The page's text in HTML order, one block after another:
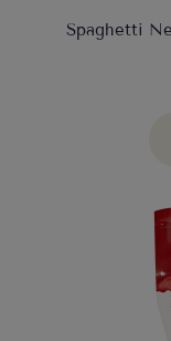
Spaghetti